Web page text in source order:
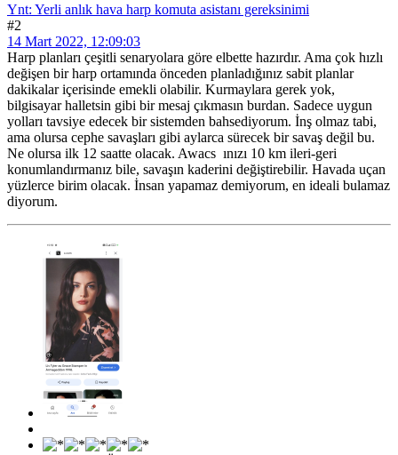
Ynt: Yerli anlık hava harp komuta asistanı gereksinimi
#2
14 Mart 2022, 12:09:03
Harp planları çeşitli senaryolara göre elbette hazırdır. Ama çok hızlı
değişen bir harp ortamında önceden planladığınız sabit planlar
dakikalar içerisinde emekli olabilir. Kurmaylara gerek yok,
bilgisayar halletsin gibi bir mesaj çıkmasın burdan. Sadece uygun
yolları tavsiye edecek bir sistemden bahsediyorum. İnş olmaz tabi,
ama olursa cephe savaşları gibi aylarca sürecek bir savaş değil bu.
Ne olursa ilk 12 saatte olacak. Awacs ınızı 10 km ileri-geri
konumlandırmanız bile, savaşın kaderini değiştirebilir. Havada uçan
yüzlerce birim olacak. İnsan yapamaz demiyorum, en ideali bulamaz
diyorum.